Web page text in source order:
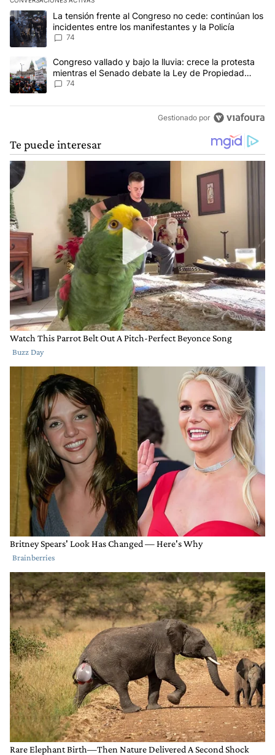
Este listado muestra los artículos con más comentarios en los
Un artículo de tendencia con el título "La tensión frente al
La tensión frente al Congreso no cede: continúan los
incidentes entre los manifestantes y la Policía
74
Un artículo de tendencia con el título "Congreso vallado y bajo
Congreso vallado y bajo la lluvia: crece la protesta
mientras el Senado debate la Ley de Propiedad
Privada
74
Gestionado por